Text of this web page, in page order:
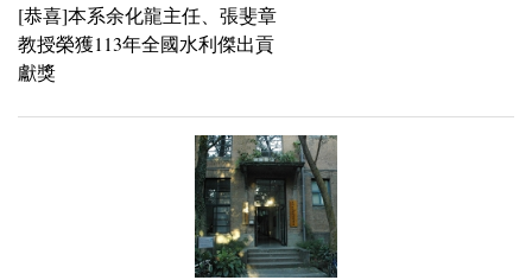
[恭喜]本系余化龍主任、張斐章
教授榮獲113年全國水利傑出貢
獻獎